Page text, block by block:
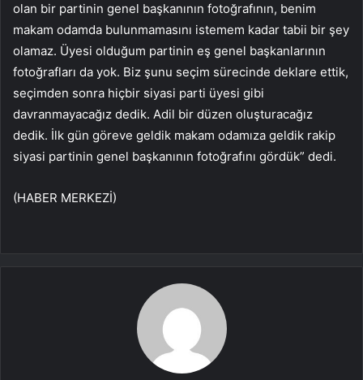
olan bir partinin genel başkanının fotoğrafının, benim
makam odamda bulunmamasını istemem kadar tabii bir şey
olamaz. Üyesi olduğum partinin eş genel başkanlarının
fotoğrafları da yok. Biz şunu seçim sürecinde deklare ettik,
seçimden sonra hiçbir siyasi parti üyesi gibi
davranmayacağız dedik. Adil bir düzen oluşturacağız
dedik. İlk gün göreve geldik makam odamıza geldik rakip
siyasi partinin genel başkanının fotoğrafını gördük” dedi.
(HABER MERKEZİ)